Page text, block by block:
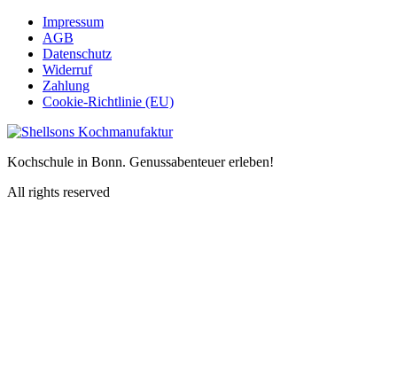
Impressum
AGB
Datenschutz
Widerruf
Zahlung
Cookie-Richtlinie (EU)
Kochschule in Bonn. Genussabenteuer erleben!
All rights reserved